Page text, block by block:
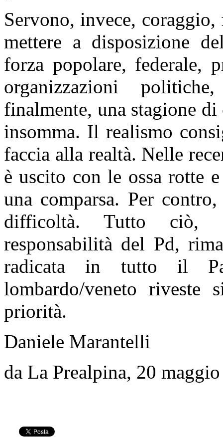
Servono, invece,
mettere a disposizione
forza popolare, federale,
organizzazioni
finalmente, una stagione
insomma. Il realismo
faccia alla realtà. Nelle
è uscito con le ossa rotte
una comparsa. Per
difficoltà. Tutto ciò,
responsabilità del Pd,
radicata in tutto il
lombardo/veneto riveste
priorità.
Daniele Marantelli
da La Prealpina, 20